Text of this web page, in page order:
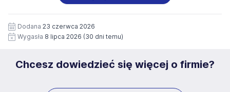
siedziby administratora.
https://www.workprofit.pl/klauzula-informacyjna.html
wizerunku), na potrzeby przyszłych rekrutacji przez okres
12 miesięcy. Zgoda jest dobrowolna i może być w każdym
czasie wycofana.
Dodana 23 czerwca 2026
Wygasła 8 lipca 2026 (30 dni temu)
Chcesz dowiedzieć się więcej o firmie?